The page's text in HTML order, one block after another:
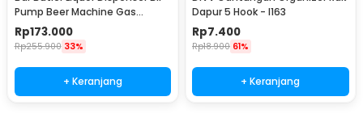
Pump Beer Machine Gas
Station 900ml - P-36
Rp173.000
Rp255.900 33%
+ Keranjang
Dapur 5 Hook - I163
Rp7.400
Rp18.900 61%
+ Keranjang